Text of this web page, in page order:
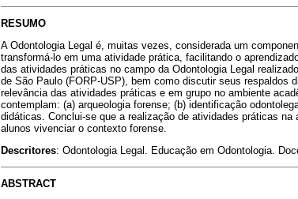
RESUMO
A Odontologia Legal é, muitas vezes, considerada um
transformá-lo em uma atividade prática, facilitando o
das atividades práticas no campo da Odontologia Legal
de São Paulo (FORP-USP), bem como discutir seus respaldos
relevância das atividades práticas e em grupo no ambiente
contemplam: (a) arqueologia forense; (b) identificação
didáticas. Conclui-se que a realização de atividades práticas
alunos vivenciar o contexto forense.
Descritores: Odontologia Legal. Educação em Odontologia.
ABSTRACT